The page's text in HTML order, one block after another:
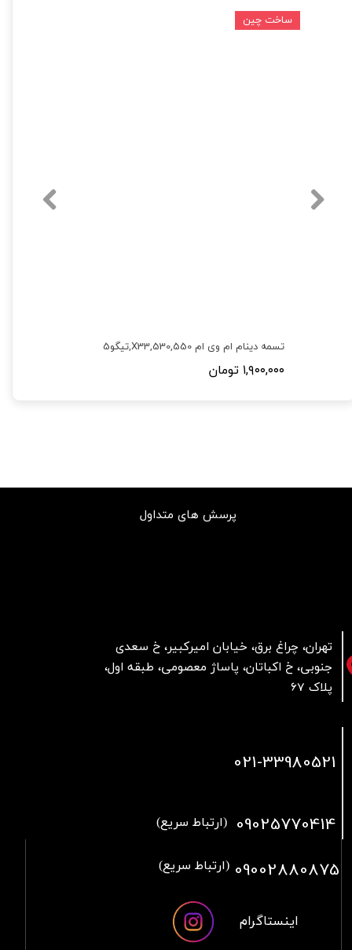
تسمه دینام ام وی ام 530,550,X33,تیگو5
۱,۹۰۰,۰۰۰ تومان
ساخت چین
تهران، چراغ برق، خیابان امیرکبیر، خ سعدی
جنوبی، خ اکباتان، پاساژ معصومی، طبقه اول،
پلاک 67
پرسش های متداول
021-33980521
09025770414 (ارتباط سریع)
09002880875 (ارتباط سریع)
اینستاگرام